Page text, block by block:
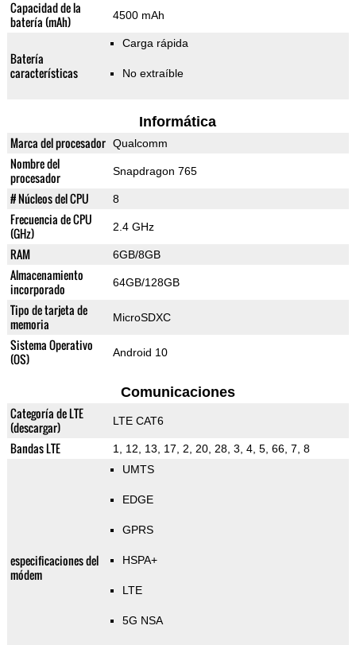
Capacidad de la
batería (mAh)
4500 mAh
Batería
características
Carga rápida
No extraíble
Informática
Marca del procesador Qualcomm
Nombre del
procesador
Snapdragon 765
# Núcleos del CPU 8
Frecuencia de CPU
(GHz)
2.4 GHz
RAM 6GB/8GB
Almacenamiento
incorporado
64GB/128GB
Tipo de tarjeta de
memoria
MicroSDXC
Sistema Operativo
(OS)
Android 10
Comunicaciones
Categoría de LTE
(descargar)
LTE CAT6
Bandas LTE 1, 12, 13, 17, 2, 20, 28, 3, 4, 5, 66, 7, 8
especificaciones del
módem
UMTS
EDGE
GPRS
HSPA+
LTE
5G NSA